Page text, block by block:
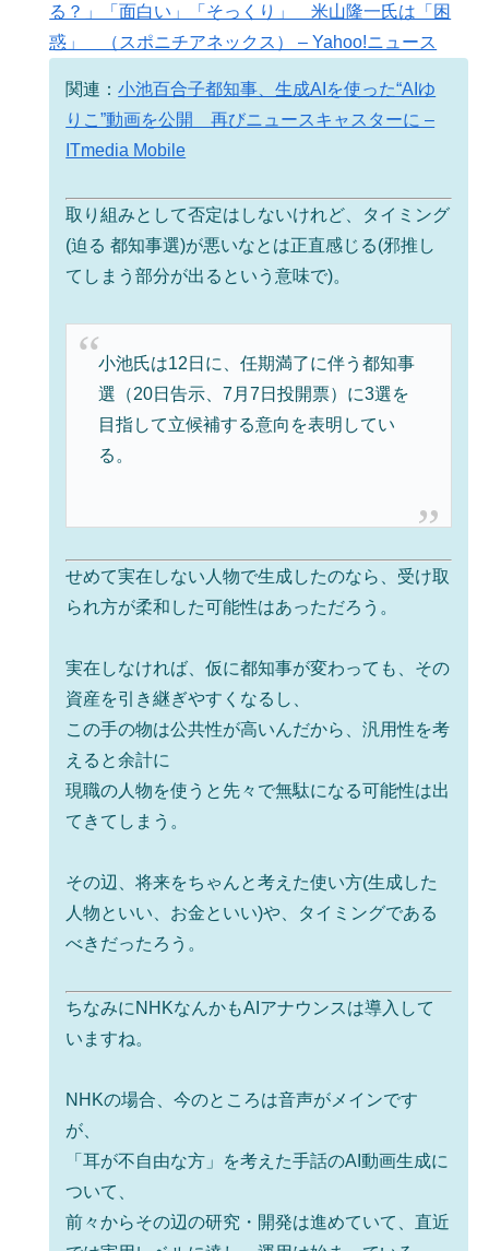
る？」「面白い」「そっくり」 米山隆一氏は「困
惑」 （スポニチアネックス） – Yahoo!ニュース
関連：小池百合子都知事、生成AIを使った“AIゆ
りこ”動画を公開 再びニュースキャスターに –
ITmedia Mobile
取り組みとして否定はしないけれど、タイミング
(迫る 都知事選)が悪いなとは正直感じる(邪推し
てしまう部分が出るという意味で)。
小池氏は12日に、任期満了に伴う都知事
選（20日告示、7月7日投開票）に3選を
目指して立候補する意向を表明してい
る。
せめて実在しない人物で生成したのなら、受け取
られ方が柔和した可能性はあっただろう。
実在しなければ、仮に都知事が変わっても、その
資産を引き継ぎやすくなるし、
この手の物は公共性が高いんだから、汎用性を考
えると余計に
現職の人物を使うと先々で無駄になる可能性は出
てきてしまう。
その辺、将来をちゃんと考えた使い方(生成した
人物といい、お金といい)や、タイミングである
べきだったろう。
ちなみにNHKなんかもAIアナウンスは導入して
いますね。
NHKの場合、今のところは音声がメインです
が、
「耳が不自由な方」を考えた手話のAI動画生成に
ついて、
前々からその辺の研究・開発は進めていて、直近